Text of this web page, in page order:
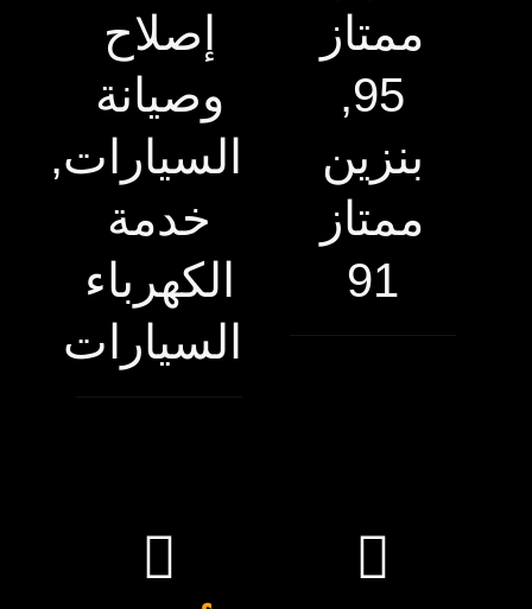
ممتاز
95,
بنزين
ممتاز
91
إصلاح
وصيانة
السيارات,
خدمة
الكهرباء
السيارات